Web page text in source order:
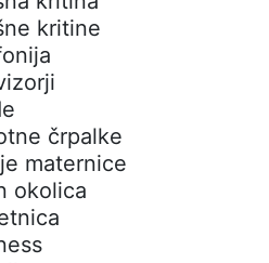
kritine
črpalke
maternice
okolica